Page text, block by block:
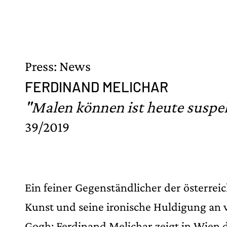
Press: News
FERDINAND MELICHAR
"Malen können ist heute
39/2019
Ein feiner Gegenständlicher der
Kunst und seine ironische Huldigung an